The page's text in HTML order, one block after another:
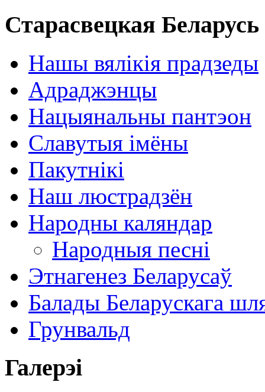
Старасвецкая Беларусь
Нашы вялікія прадзеды
Адраджэнцы
Нацыянальны пантэон
Славутыя імёны
Пакутнікі
Наш люстрадзён
Народны каляндар
Народныя песні
Этнагенез Беларусаў
Балады Беларускага
Грунвальд
Галерэі